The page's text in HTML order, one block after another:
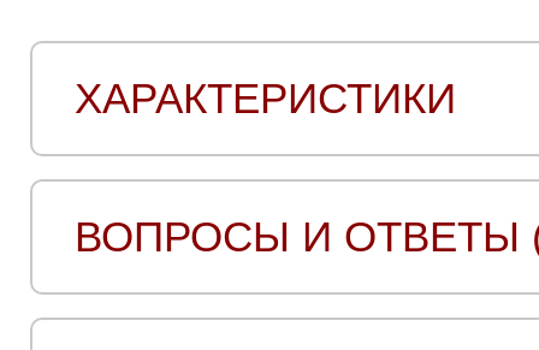
ХАРАКТЕРИСТИКИ
ВОПРОСЫ И ОТВЕТЫ